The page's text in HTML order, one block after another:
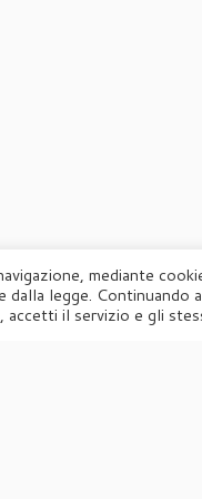
©
mediante
legge.
accetti il servizio e gli